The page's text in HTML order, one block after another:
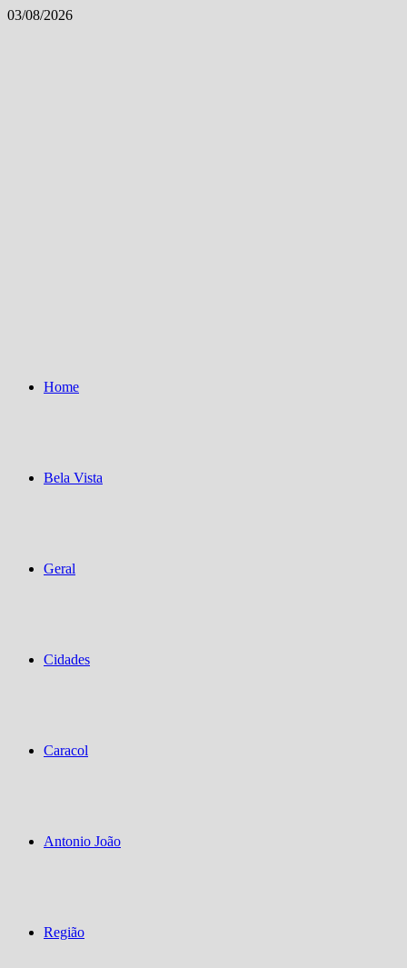
Skip
03/08/2026
Home
Bela Vista
Geral
Cidades
Caracol
Antonio João
Região